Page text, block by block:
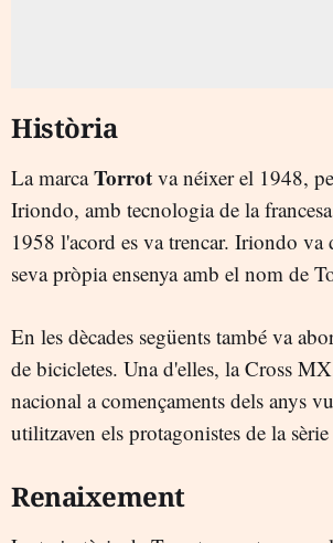
Història
La marcaTorrot va néixer el 1948,
Iriondo, amb tecnologia de la francesa
1958 l'acord es va trencar. Iriondo va
seva pròpia ensenya amb el nom de
En les dècades següents també va
de bicicletes. Una d'elles, la Cross
nacional a començaments dels anys
utilitzaven els protagonistes de la
Renaixement